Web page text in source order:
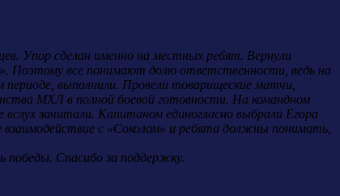
Упор сделан именно на местных ребят. Вернули
Поэтому все понимают долю ответственности, ведь на
выполнили. Провели товарищеские матчи,
МХЛ в полной боевой готовности. На командном
зачитали. Капитаном единогласно выбрали Егора
с «Соколом» и ребята должны понимать,
победы. Спасибо за поддержку.